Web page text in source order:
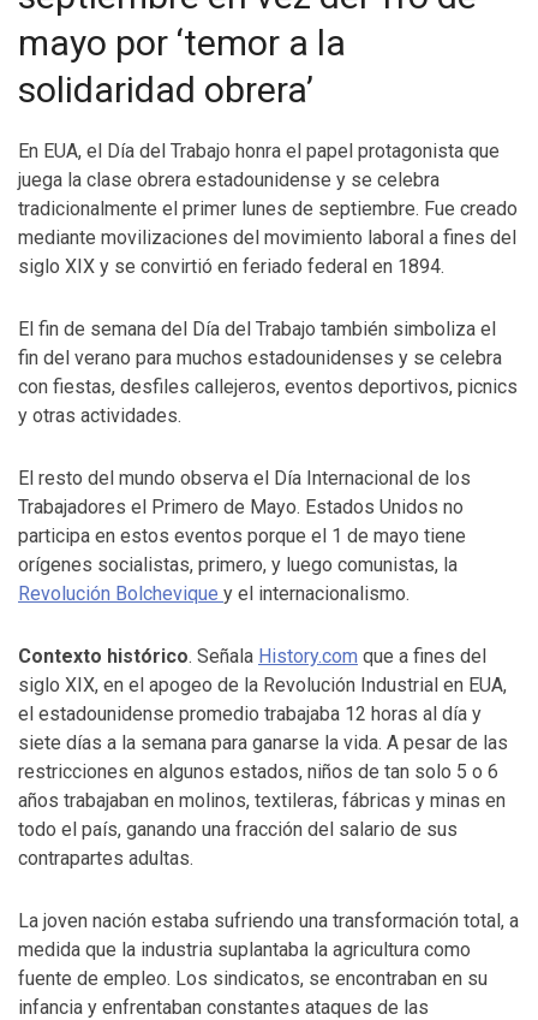
mayo por ‘temor a la
solidaridad obrera’
En EUA, el Día del Trabajo honra el papel protagonista que
juega la clase obrera estadounidense y se celebra
tradicionalmente el primer lunes de septiembre. Fue creado
mediante movilizaciones del movimiento laboral a fines del
siglo XIX y se convirtió en feriado federal en 1894.
El fin de semana del Día del Trabajo también simboliza el
fin del verano para muchos estadounidenses y se celebra
con fiestas, desfiles callejeros, eventos deportivos, picnics
y otras actividades.
El resto del mundo observa el Día Internacional de los
Trabajadores el Primero de Mayo. Estados Unidos no
participa en estos eventos porque el 1 de mayo tiene
orígenes socialistas, primero, y luego comunistas, la
Revolución Bolchevique y el internacionalismo.
Contexto histórico. Señala History.com que a fines del
siglo XIX, en el apogeo de la Revolución Industrial en EUA,
el estadounidense promedio trabajaba 12 horas al día y
siete días a la semana para ganarse la vida. A pesar de las
restricciones en algunos estados, niños de tan solo 5 o 6
años trabajaban en molinos, textileras, fábricas y minas en
todo el país, ganando una fracción del salario de sus
contrapartes adultas.
La joven nación estaba sufriendo una transformación total, a
medida que la industria suplantaba la agricultura como
fuente de empleo. Los sindicatos, se encontraban en su
infancia y enfrentaban constantes ataques de las